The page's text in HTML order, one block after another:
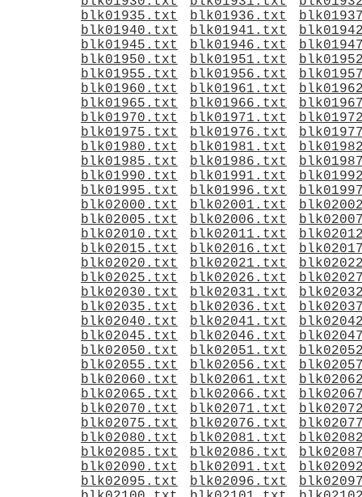
blk01935.txt
blk01936.txt
blk01940.txt
blk01941.txt
blk01945.txt
blk01946.txt
blk01950.txt
blk01951.txt
blk01955.txt
blk01956.txt
blk01960.txt
blk01961.txt
blk01965.txt
blk01966.txt
blk01970.txt
blk01971.txt
blk01975.txt
blk01976.txt
blk01980.txt
blk01981.txt
blk01985.txt
blk01986.txt
blk01990.txt
blk01991.txt
blk01995.txt
blk01996.txt
blk02000.txt
blk02001.txt
blk02005.txt
blk02006.txt
blk02010.txt
blk02011.txt
blk02015.txt
blk02016.txt
blk02020.txt
blk02021.txt
blk02025.txt
blk02026.txt
blk02030.txt
blk02031.txt
blk02035.txt
blk02036.txt
blk02040.txt
blk02041.txt
blk02045.txt
blk02046.txt
blk02050.txt
blk02051.txt
blk02055.txt
blk02056.txt
blk02060.txt
blk02061.txt
blk02065.txt
blk02066.txt
blk02070.txt
blk02071.txt
blk02075.txt
blk02076.txt
blk02080.txt
blk02081.txt
blk02085.txt
blk02086.txt
blk02090.txt
blk02091.txt
blk02095.txt
blk02096.txt